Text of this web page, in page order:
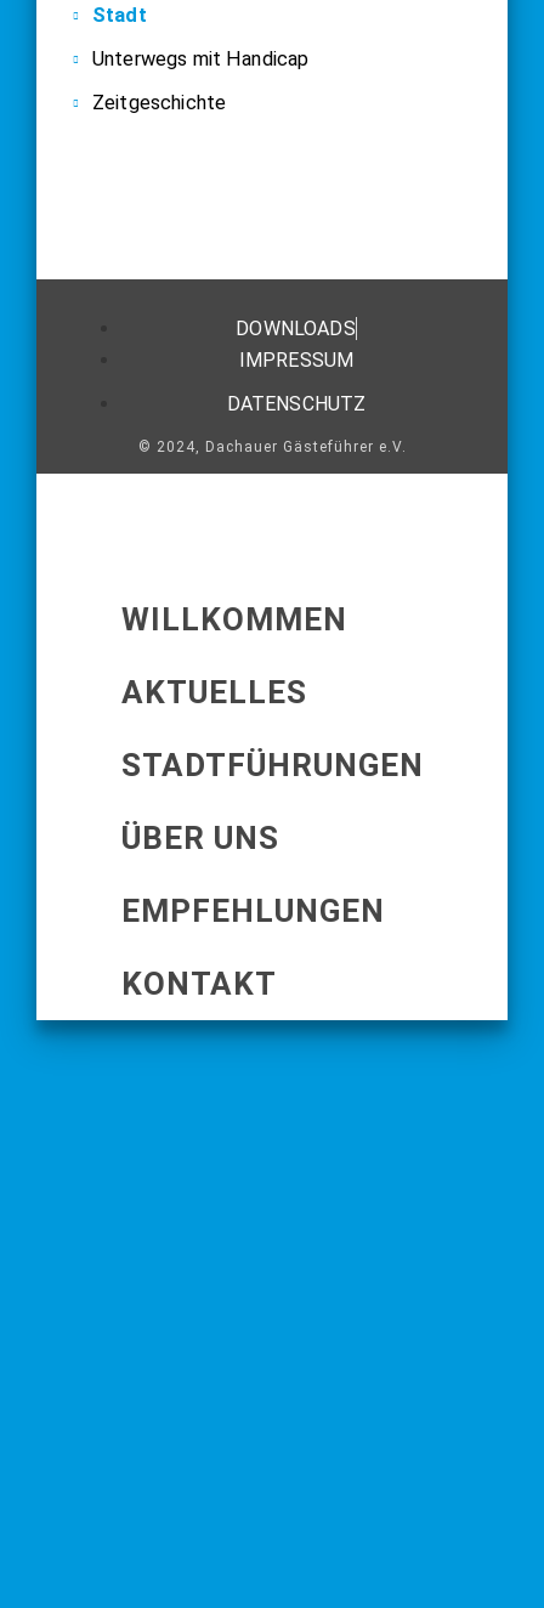
Stadt
Unterwegs mit Handicap
Zeitgeschichte
DOWNLOADS
IMPRESSUM
DATENSCHUTZ
© 2024, Dachauer Gästeführer e.V.
WILLKOMMEN
AKTUELLES
STADTFÜHRUNGEN
ÜBER UNS
EMPFEHLUNGEN
KONTAKT